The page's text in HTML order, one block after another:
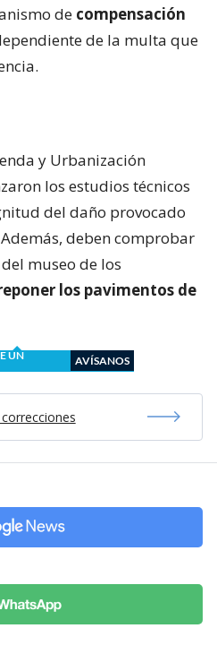
de compensación
de la multa que
y Urbanización
los estudios técnicos
del daño provocado
deben comprobar
museo de los
los pavimentos de
UN
AVÍSANOS